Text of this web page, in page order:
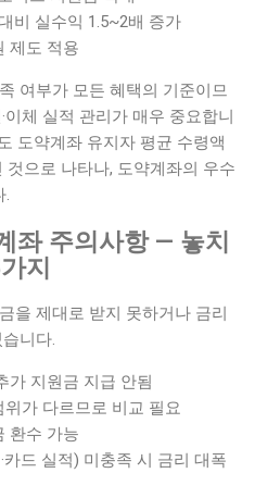
비 실수익 1.5~2배 증가
제도 적용
여부가 모든 혜택의 기준이므
이체 실적 관리가 매우 중요합니
도약계좌 유지자 평균 수령액
으로 나타나, 도약계좌의 우수
.
좌 주의사항 — 놓치
지
을 제대로 받지 못하거나 금리
니다.
가 지원금 지급 안됨
가 다르므로 비교 필요
환수 가능
카드 실적) 미충족 시 금리 대폭